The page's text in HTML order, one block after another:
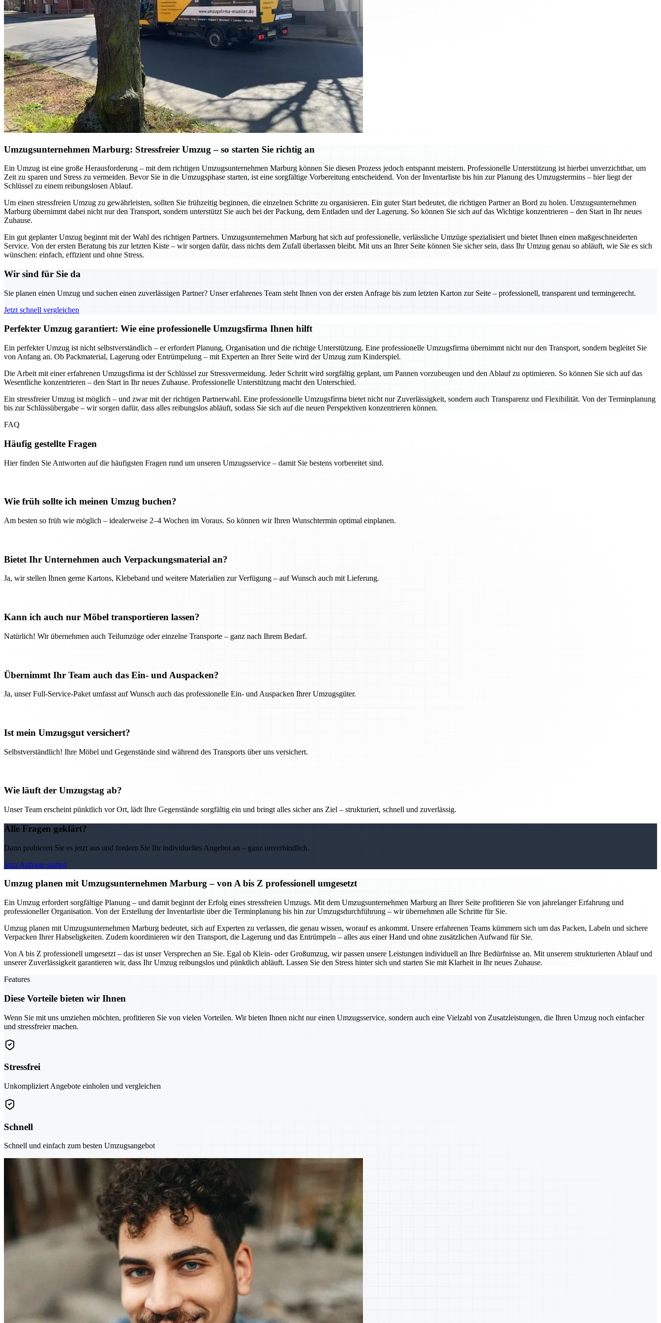
Umzugsunternehmen Marburg: Stressfreier Umzug – so starten Sie richtig an
Ein Umzug ist eine große Herausforderung – mit dem richtigen Umzugsunternehmen Marburg können Sie diesen Prozess jedoch entspannt meistern. Professionelle Unterstützung ist hierbei unverzichtbar, um
Zeit zu sparen und Stress zu vermeiden. Bevor Sie in die Umzugsphase starten, ist eine sorgfältige Vorbereitung entscheidend. Von der Inventarliste bis hin zur Planung des Umzugstermins – hier liegt der
Schlüssel zu einem reibungslosen Ablauf.
Um einen stressfreien Umzug zu gewährleisten, sollten Sie frühzeitig beginnen, die einzelnen Schritte zu organisieren. Ein guter Start bedeutet, die richtigen Partner an Bord zu holen. Umzugsunternehmen
Marburg übernimmt dabei nicht nur den Transport, sondern unterstützt Sie auch bei der Packung, dem Entladen und der Lagerung. So können Sie sich auf das Wichtige konzentrieren – den Start in Ihr neues
Zuhause.
Ein gut geplanter Umzug beginnt mit der Wahl des richtigen Partners. Umzugsunternehmen Marburg hat sich auf professionelle, verlässliche Umzüge spezialisiert und bietet Ihnen einen maßgeschneiderten
Service. Von der ersten Beratung bis zur letzten Kiste – wir sorgen dafür, dass nichts dem Zufall überlassen bleibt. Mit uns an Ihrer Seite können Sie sicher sein, dass Ihr Umzug genau so abläuft, wie Sie es sich
wünschen: einfach, effizient und ohne Stress.
Wir sind für Sie da
Sie planen einen Umzug und suchen einen zuverlässigen Partner? Unser erfahrenes Team steht Ihnen von der ersten Anfrage bis zum letzten Karton zur Seite – professionell, transparent und termingerecht.
Jetzt schnell vergleichen
Perfekter Umzug garantiert: Wie eine professionelle Umzugsfirma Ihnen hilft
Ein perfekter Umzug ist nicht selbstverständlich – er erfordert Planung, Organisation und die richtige Unterstützung. Eine professionelle Umzugsfirma übernimmt nicht nur den Transport, sondern begleitet Sie
von Anfang an. Ob Packmaterial, Lagerung oder Entrümpelung – mit Experten an Ihrer Seite wird der Umzug zum Kinderspiel.
Die Arbeit mit einer erfahrenen Umzugsfirma ist der Schlüssel zur Stressvermeidung. Jeder Schritt wird sorgfältig geplant, um Pannen vorzubeugen und den Ablauf zu optimieren. So können Sie sich auf das
Wesentliche konzentrieren – den Start in Ihr neues Zuhause. Professionelle Unterstützung macht den Unterschied.
Ein stressfreier Umzug ist möglich – und zwar mit der richtigen Partnerwahl. Eine professionelle Umzugsfirma bietet nicht nur Zuverlässigkeit, sondern auch Transparenz und Flexibilität. Von der Terminplanung
bis zur Schlüssübergabe – wir sorgen dafür, dass alles reibungslos abläuft, sodass Sie sich auf die neuen Perspektiven konzentrieren können.
FAQ
Häufig gestellte Fragen
Hier finden Sie Antworten auf die häufigsten Fragen rund um unseren Umzugsservice – damit Sie bestens vorbereitet sind.
Wie früh sollte ich meinen Umzug buchen?
Am besten so früh wie möglich – idealerweise 2–4 Wochen im Voraus. So können wir Ihren Wunschtermin optimal einplanen.
Bietet Ihr Unternehmen auch Verpackungsmaterial an?
Ja, wir stellen Ihnen gerne Kartons, Klebeband und weitere Materialien zur Verfügung – auf Wunsch auch mit Lieferung.
Kann ich auch nur Möbel transportieren lassen?
Natürlich! Wir übernehmen auch Teilumzüge oder einzelne Transporte – ganz nach Ihrem Bedarf.
Übernimmt Ihr Team auch das Ein- und Auspacken?
Ja, unser Full-Service-Paket umfasst auf Wunsch auch das professionelle Ein- und Auspacken Ihrer Umzugsgüter.
Ist mein Umzugsgut versichert?
Selbstverständlich! Ihre Möbel und Gegenstände sind während des Transports über uns versichert.
Wie läuft der Umzugstag ab?
Unser Team erscheint pünktlich vor Ort, lädt Ihre Gegenstände sorgfältig ein und bringt alles sicher ans Ziel – strukturiert, schnell und zuverlässig.
Alle Fragen geklärt?
Dann probieren Sie es jetzt aus und fordern Sie Ihr individuelles Angebot an – ganz unverbindlich.
Jetzt Anfrage starten
Umzug planen mit Umzugsunternehmen Marburg – von A bis Z professionell umgesetzt
Ein Umzug erfordert sorgfältige Planung – und damit beginnt der Erfolg eines stressfreien Umzugs. Mit dem Umzugsunternehmen Marburg an Ihrer Seite profitieren Sie von jahrelanger Erfahrung und
professioneller Organisation. Von der Erstellung der Inventarliste über die Terminplanung bis hin zur Umzugsdurchführung – wir übernehmen alle Schritte für Sie.
Umzug planen mit Umzugsunternehmen Marburg bedeutet, sich auf Experten zu verlassen, die genau wissen, worauf es ankommt. Unsere erfahrenen Teams kümmern sich um das Packen, Labeln und sichere
Verpacken Ihrer Habseligkeiten. Zudem koordinieren wir den Transport, die Lagerung und das Entrümpeln – alles aus einer Hand und ohne zusätzlichen Aufwand für Sie.
Von A bis Z professionell umgesetzt – das ist unser Versprechen an Sie. Egal ob Klein- oder Großumzug, wir passen unsere Leistungen individuell an Ihre Bedürfnisse an. Mit unserem strukturierten Ablauf und
unserer Zuverlässigkeit garantieren wir, dass Ihr Umzug reibungslos und pünktlich abläuft. Lassen Sie den Stress hinter sich und starten Sie mit Klarheit in Ihr neues Zuhause.
Features
Diese Vorteile bieten wir Ihnen
Wenn Sie mit uns umziehen möchten, profitieren Sie von vielen Vorteilen. Wir bieten Ihnen nicht nur einen Umzugsservice, sondern auch eine Vielzahl von Zusatzleistungen, die Ihren Umzug noch einfacher
und stressfreier machen.
Stressfrei
Unkompliziert Angebote einholen und vergleichen
Schnell
Schnell und einfach zum besten Umzugsangebot